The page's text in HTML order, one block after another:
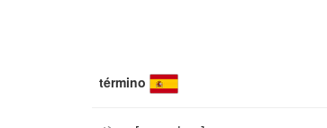
término